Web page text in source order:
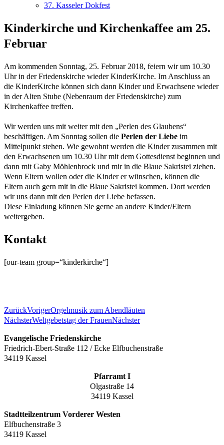
37. Kasseler Dokfest
Kinderkirche und Kirchenkaffee am 25.
Februar
Am kommenden Sonntag, 25. Februar 2018, feiern wir um 10.30
Uhr in der Friedenskirche wieder KinderKirche. Im Anschluss an
die KinderKirche können sich dann Kinder und Erwachsene wieder
in der Alten Stube (Nebenraum der Friedenskirche) zum
Kirchenkaffee treffen.
Wir werden uns mit weiter mit den „Perlen des Glaubens“
beschäftigen. Am Sonntag sollen die Perlen der Liebe im
Mittelpunkt stehen. Wie gewohnt werden die Kinder zusammen mit
den Erwachsenen um 10.30 Uhr mit dem Gottesdienst beginnen und
dann mit Gaby Möhlenbrock und mir in die Blaue Sakristei ziehen.
Wenn Eltern wollen oder die Kinder er wünschen, können die
Eltern auch gern mit in die Blaue Sakristei kommen. Dort werden
wir uns dann mit den Perlen der Liebe befassen.
Diese Einladung können Sie gerne an andere Kinder/Eltern
weitergeben.
Kontakt
[our-team group=“kinderkirche“]
ZurückVorigerOrgelmusik zum Abendläuten
NächsterWeltgebetstag der FrauenNächster
Evangelische Friedenskirche
Friedrich-Ebert-Straße 112 / Ecke Elfbuchenstraße
34119 Kassel
Pfarramt I
Olgastraße 14
34119 Kassel
Stadtteilzentrum Vorderer Westen
Elfbuchenstraße 3
34119 Kassel